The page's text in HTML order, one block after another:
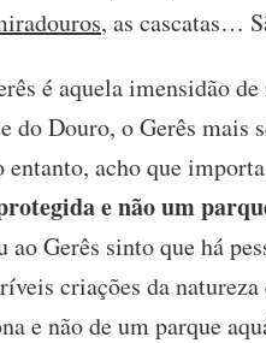
, as cascatas…
é aquela imensidão
do Douro, o Gerês mais
acho que
e não um
Gerês sinto que há
criações da
e não de um parque